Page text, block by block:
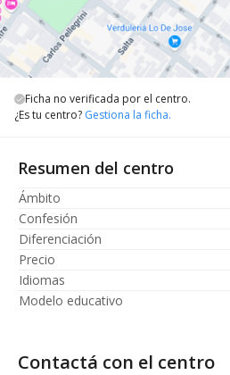
Ficha no verificada por el centro.
¿Es tu centro? Gestiona la ficha.
Resumen del centro
Ámbito
Confesión
Diferenciación
Precio
Idiomas
Modelo educativo
Contactá con el centro